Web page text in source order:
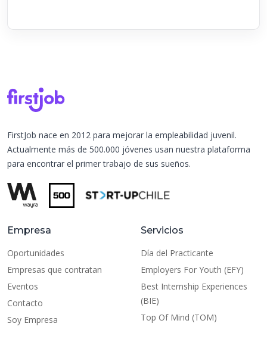
FirstJob nace en 2012 para mejorar la empleabilidad juvenil.
Actualmente más de 500.000 jóvenes usan nuestra plataforma
para encontrar el primer trabajo de sus sueños.
Empresa
Oportunidades
Empresas que contratan
Eventos
Contacto
Soy Empresa
Servicios
Día del Practicante
Employers For Youth (EFY)
Best Internship Experiences
(BIE)
Top Of Mind (TOM)